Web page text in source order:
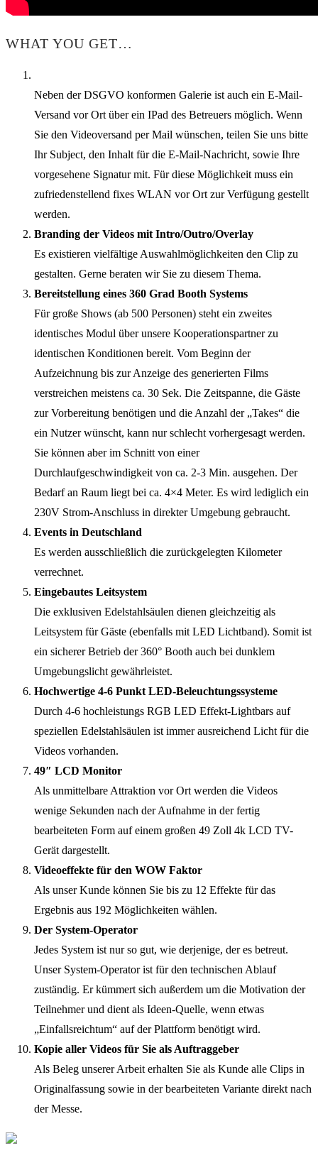
WHAT YOU GET…
Neben der DSGVO konformen Galerie ist auch ein E-Mail-
Versand vor Ort über ein IPad des Betreuers möglich. Wenn
Sie den Videoversand per Mail wünschen, teilen Sie uns bitte
Ihr Subject, den Inhalt für die E-Mail-Nachricht, sowie Ihre
vorgesehene Signatur mit. Für diese Möglichkeit muss ein
zufriedenstellend fixes WLAN vor Ort zur Verfügung gestellt
werden.
Branding der Videos mit Intro/Outro/Overlay
Es existieren vielfältige Auswahlmöglichkeiten den Clip zu
gestalten. Gerne beraten wir Sie zu diesem Thema.
Bereitstellung eines 360 Grad Booth Systems
Für große Shows (ab 500 Personen) steht ein zweites
identisches Modul über unsere Kooperationspartner zu
identischen Konditionen bereit. Vom Beginn der
Aufzeichnung bis zur Anzeige des generierten Films
verstreichen meistens ca. 30 Sek. Die Zeitspanne, die Gäste
zur Vorbereitung benötigen und die Anzahl der „Takes“ die
ein Nutzer wünscht, kann nur schlecht vorhergesagt werden.
Sie können aber im Schnitt von einer
Durchlaufgeschwindigkeit von ca. 2-3 Min. ausgehen. Der
Bedarf an Raum liegt bei ca. 4×4 Meter. Es wird lediglich ein
230V Strom-Anschluss in direkter Umgebung gebraucht.
Events in Deutschland
Es werden ausschließlich die zurückgelegten Kilometer
verrechnet.
Eingebautes Leitsystem
Die exklusiven Edelstahlsäulen dienen gleichzeitig als
Leitsystem für Gäste (ebenfalls mit LED Lichtband). Somit ist
ein sicherer Betrieb der 360° Booth auch bei dunklem
Umgebungslicht gewährleistet.
Hochwertige 4-6 Punkt LED-Beleuchtungssysteme
Durch 4-6 hochleistungs RGB LED Effekt-Lightbars auf
speziellen Edelstahlsäulen ist immer ausreichend Licht für die
Videos vorhanden.
49″ LCD Monitor
Als unmittelbare Attraktion vor Ort werden die Videos
wenige Sekunden nach der Aufnahme in der fertig
bearbeiteten Form auf einem großen 49 Zoll 4k LCD TV-
Gerät dargestellt.
Videoeffekte für den WOW Faktor
Als unser Kunde können Sie bis zu 12 Effekte für das
Ergebnis aus 192 Möglichkeiten wählen.
Der System-Operator
Jedes System ist nur so gut, wie derjenige, der es betreut.
Unser System-Operator ist für den technischen Ablauf
zuständig. Er kümmert sich außerdem um die Motivation der
Teilnehmer und dient als Ideen-Quelle, wenn etwas
„Einfallsreichtum“ auf der Plattform benötigt wird.
Kopie aller Videos für Sie als Auftraggeber
Als Beleg unserer Arbeit erhalten Sie als Kunde alle Clips in
Originalfassung sowie in der bearbeiteten Variante direkt nach
der Messe.